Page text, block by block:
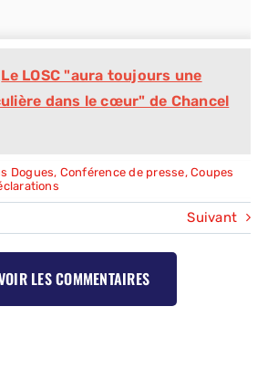
Le LOSC "aura toujours une
dans le cœur" de Chancel
Dogues, Conférence de presse,Coupes
Suivant
LES COMMENTAIRES